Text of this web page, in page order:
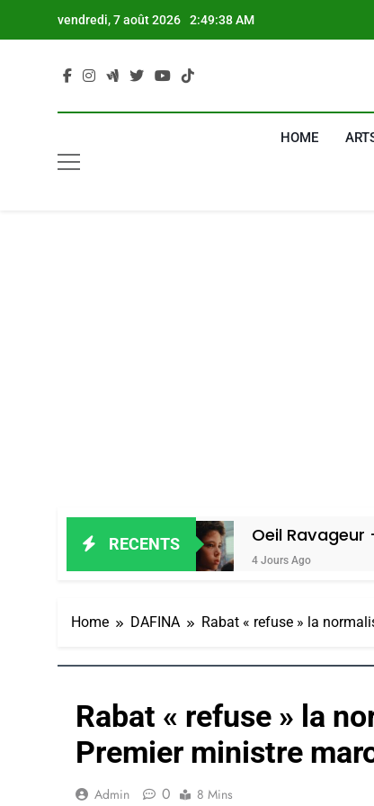
vendredi, 7 août 2026 2:49:39 AM
HOME
RECENTSOeil Ravageur –
4 Jours Ago
Home DAFINA Rabat « refuse » la
Rabat « refuse » la
Premier ministre
Admin 0 8 Mins